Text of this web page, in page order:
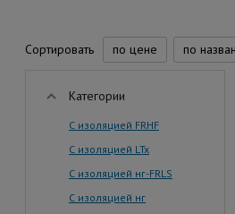
Сортировать по цене по
Категории
С изоляцией FRHF
С изоляцией LTx
С изоляцией нг-FRLS
С изоляцией нг